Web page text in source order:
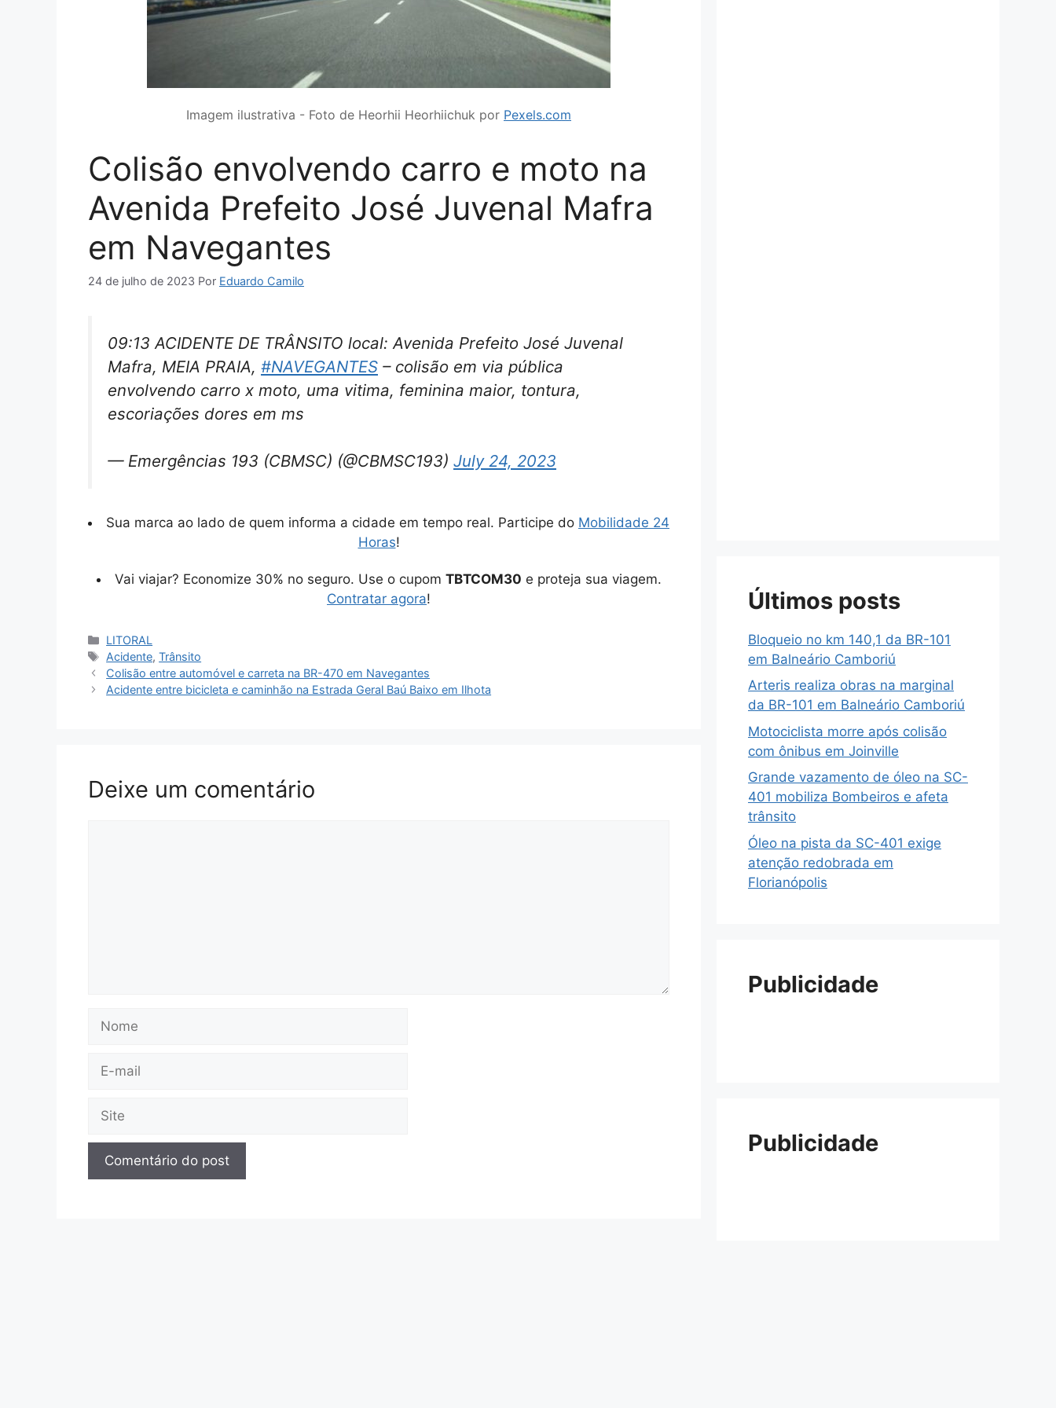
Imagem ilustrativa - Foto de Heorhii Heorhiichuk por Pexels.com
Colisão envolvendo carro e moto na
Avenida Prefeito José Juvenal Mafra
em Navegantes
24 de julho de 2023 Por Eduardo Camilo
09:13 ACIDENTE DE TRÂNSITO local: Avenida Prefeito José Juvenal
Mafra, MEIA PRAIA, #NAVEGANTES – colisão em via pública
envolvendo carro x moto, uma vitima, feminina maior, tontura,
escoriações dores em ms
— Emergências 193 (CBMSC) (@CBMSC193) July 24, 2023
Sua marca ao lado de quem informa a cidade em tempo real. Participe do Mobilidade 24
Horas!
Vai viajar? Economize 30% no seguro. Use o cupom TBTCOM30 e proteja sua viagem.
Contratar agora!
Categorias
LITORAL
Tags
Acidente,Trânsito
Colisão entre automóvel e carreta na BR-470 em Navegantes
Acidente entre bicicleta e caminhão na Estrada Geral Baú Baixo em Ilhota
Deixe um comentário
mail
Últimos posts
Bloqueio no km 140,1 da BR-101
em Balneário Camboriú
Arteris realiza obras na marginal
da BR-101 em Balneário Camboriú
Motociclista morre após colisão
com ônibus em Joinville
Grande vazamento de óleo na SC-
401 mobiliza Bombeiros e afeta
trânsito
Óleo na pista da SC-401 exige
atenção redobrada em
Florianópolis
Publicidade
Publicidade